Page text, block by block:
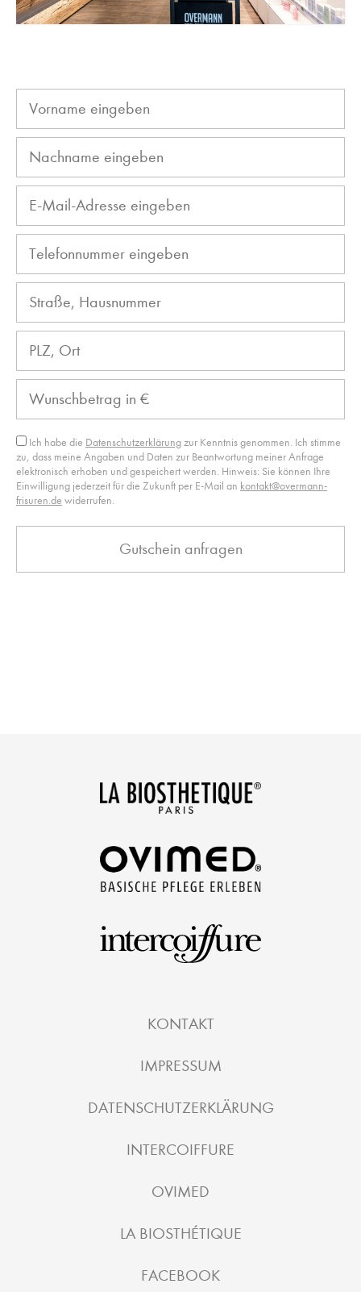
Ich habe die Datenschutzerklärungzur Kenntnis genommen. Ich stimme
zu, dass meine Angaben und Daten zur Beantwortung meiner Anfrage
elektronisch erhoben und gespeichert werden. Hinweis: Sie können Ihre
Einwilligung jederzeit für die Zukunft per E-Mail an kontakt@overmann-
frisuren.de widerrufen.
Bitte
Alternative:
KONTAKT
IMPRESSUM
DATENSCHUTZERKLÄRUNG
INTERCOIFFURE
OVIMED
LA BIOSTHÉTIQUE
FACEBOOK